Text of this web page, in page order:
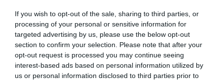
If you wish to opt-out of the sale, sharing to third parties, or
processing of your personal or sensitive information for
targeted advertising by us, please use the below opt-out
section to confirm your selection. Please note that after your
opt-out request is processed you may continue seeing
interest-based ads based on personal information utilized by
us or personal information disclosed to third parties prior to
acesteia. Pentru rudele bărbatului, această ultimă
împrejurare în special a fost un simptom că totul a
fost un truc al femeii pentru a atinge scopuri
personale necontemplate de legătura conjugală,
fanpage.